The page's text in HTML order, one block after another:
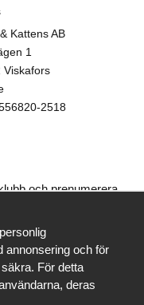
Kattens AB
1
Viskafors
2518
och prenumerera
många mönster
när du är
annonsering och för
För detta
deras